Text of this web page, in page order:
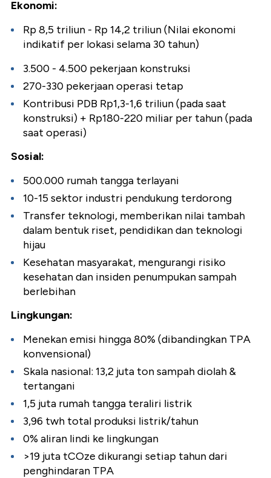
Ekonomi:
Rp 8,5 triliun - Rp 14,2 triliun (Nilai ekonomi
indikatif per lokasi selama 30 tahun)
3.500 - 4.500 pekerjaan konstruksi
270-330 pekerjaan operasi tetap
Kontribusi PDB Rp1,3-1,6 triliun (pada saat
konstruksi) + Rp180-220 miliar per tahun (pada
saat operasi)
Sosial:
500.000 rumah tangga terlayani
10-15 sektor industri pendukung terdorong
Transfer teknologi, memberikan nilai tambah
dalam bentuk riset, pendidikan dan teknologi
hijau
Kesehatan masyarakat, mengurangi risiko
kesehatan dan insiden penumpukan sampah
berlebihan
Lingkungan:
Menekan emisi hingga 80% (dibandingkan TPA
konvensional)
Skala nasional: 13,2 juta ton sampah diolah &
tertangani
1,5 juta rumah tangga teraliri listrik
3,96 twh total produksi listrik/tahun
0% aliran lindi ke lingkungan
>19 juta tCOze dikurangi setiap tahun dari
penghindaran TPA